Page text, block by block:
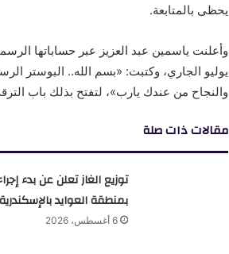
يحظى بالمتابعة.
والنجاح من عندك يارب»، لتفتح بذلك باب
مقالات ذات صلة
توزيع الغاز تعلن عن بدء
بمنطقة العوايد بالإسكندرية
6 أغسطس، 2026